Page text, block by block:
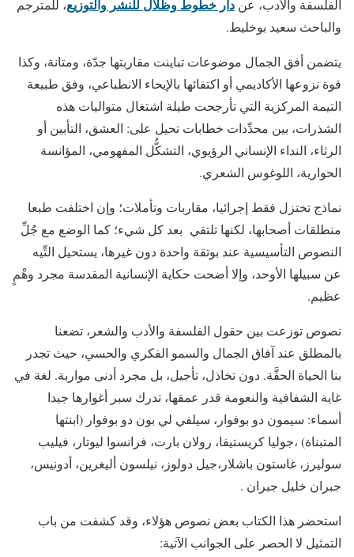
الفلسفة والأدب، عن دار خطوط وظلال للنشر والتوزيع، للمترجم
والباحث سعيد بوخليط.
يتضمن أفق الجمال موضوعات تباينت مقاربتها جدّة، ومتانة، وكذا
قوة نزوعها الأكاديمي أو اكتفائها بالإيحاء الانطباعي، وفق طبيعة
التيمة المركزية التي تأرجحت طيلة اشتغال متواليات هذه
الشذرات، بين محدِّدات خطابات تحيل على: العشق، التأبين أو
الرثاء، النداء الإنساني الرؤيوي، التشكُّل المفهومي، المؤانسة
الحوارية، اللوغوس الشعري.
نماذج تختزل فقط إجرائيا، مقاربات وتأملات؛ وإن اختلفت طبعا
منطلقات أصحابها، لكنها تلتقي بعد كل شيء؛ كما الوضع مع جُلِّ
النصوص التأسيسية عند بوتقة واحدة دون غيرها، يستحيل التِّيه
عن سبيلها الأوحد، وإلا أضحت حكاية الإنسانية المقدسة مجرد وهْمٍ
عظيم.
نصوص توزعت بين حقول الفلسفة والأدب والشعر، تضعنا
بالمطلق عند آفاق الجمال والسمو الفكري والحسي، حيث تجدر
بنا الحياة الحقَّة. دون تخاذل، تأجيل، بل مجرد أدنى مواربة. لغة في
غاية الشفافية والنعومة قدر عمقها، تدرك سبر أغوارها جيدا
أسماء: سيمون دو بوفوار، سيلفي لي بون دو بوفوار (ابنتها
المتبناة) ،جوليا كريستيفا، رولان بارت، فرانسوا ليوتار، فيليب
سوليرز، غاستون باشلار،جيل دولوز، نيلسون أليغرين، أدونيس،
جبران خليل جبران .
استحضر هذا الكتاب بعض نصوص هؤلاء، وقد كشفت من باب
التمثيل لا الحصر على الجوانب الآتية: